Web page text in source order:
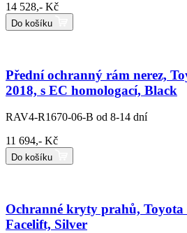
14 528,- Kč
Do košíku
Přední ochranný rám nerez,
2018, s EC homologací, Black
RAV4-R1670-06-B od 8-14 dní
11 694,- Kč
Do košíku
Ochranné kryty prahů, Toyota
Facelift, Silver